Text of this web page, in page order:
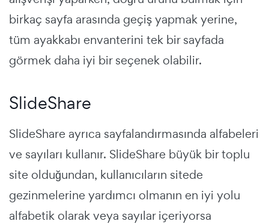
birkaç sayfa arasında geçiş yapmak yerine,
tüm ayakkabı envanterini tek bir sayfada
görmek daha iyi bir seçenek olabilir.
SlideShare
SlideShare ayrıca sayfalandırmasında alfabeleri
ve sayıları kullanır. SlideShare büyük bir toplu
site olduğundan, kullanıcıların sitede
gezinmelerine yardımcı olmanın en iyi yolu
alfabetik olarak veya sayılar içeriyorsa